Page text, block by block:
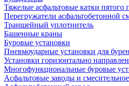
Тяжелые асфальтовые катки пятого
Перегружатели асфальтобетонной
Траншейный уплотнитель
Башенные краны
Буровые установки
Пневмоударные установки для
Установки горизонтально
Многофункциональные буровые
Асфальтовые заводы и